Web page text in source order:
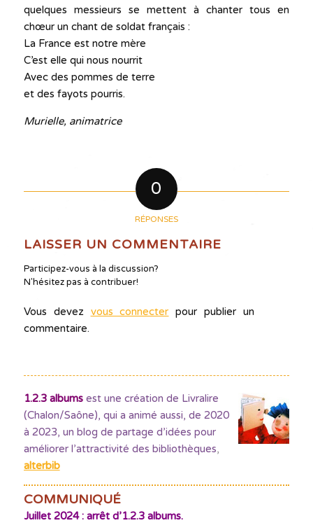
quelques messieurs se mettent à chanter tous en
chœur un chant de soldat français :
La France est notre mère
C’est elle qui nous nourrit
Avec des pommes de terre
et des fayots pourris.
Murielle, animatrice
0
RÉPONSES
LAISSER UN COMMENTAIRE
Participez-vous à la discussion?
N'hésitez pas à contribuer!
Vous devez vous connecter pour publier un
commentaire.
1.2.3 albumsest une création de Livralire
(Chalon/Saône), qui a animé aussi, de 2020
à 2023, un blog de partage d’idées pour
améliorer l’attractivité des bibliothèques,
alterbib
COMMUNIQUÉ
Juillet 2024 : arrêt d’1.2.3 albums.